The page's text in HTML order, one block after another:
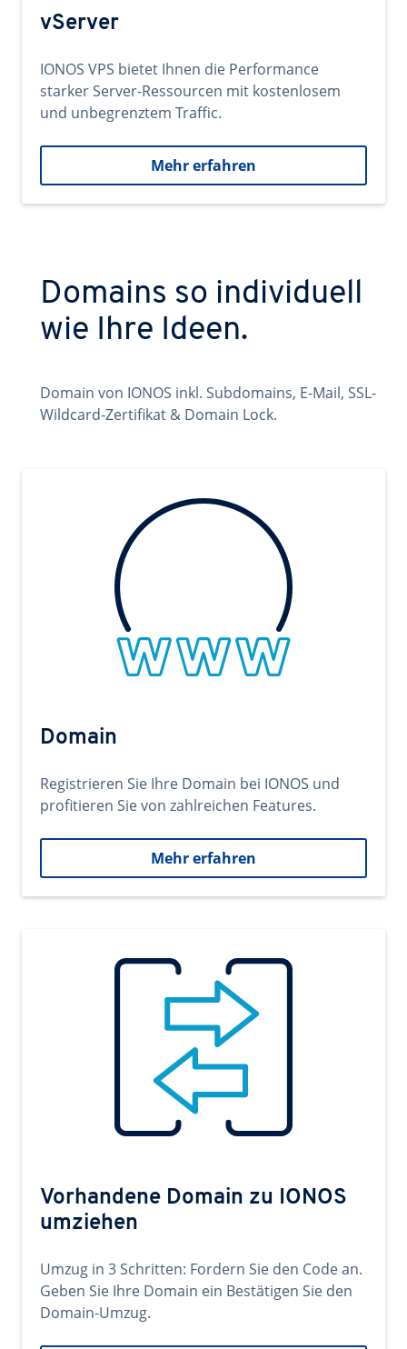
vServer
IONOS VPS bietet Ihnen die Performance
starker Server-Ressourcen mit kostenlosem
und unbegrenztem Traffic.
Mehr erfahren
Domains so individuell
wie Ihre Ideen.
Domain von IONOS inkl. Subdomains, E-Mail, SSL-
Wildcard-Zertifikat & Domain Lock.
Domain
Registrieren Sie Ihre Domain bei IONOS und
profitieren Sie von zahlreichen Features.
Mehr erfahren
Vorhandene Domain zu IONOS
umziehen
Umzug in 3 Schritten: Fordern Sie den Code an.
Geben Sie Ihre Domain ein Bestätigen Sie den
Domain-Umzug.